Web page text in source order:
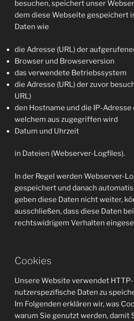
besuchen, speichert unser
dem diese Webseite gespeichert
Daten wie
die Adresse (URL) der
Browser und Browserversion
das verwendete Betriebssystem
die Adresse (URL) der zuvor
URL)
den Hostname und die IP-Adresse
welchem aus zugegriffen wird
Datum und Uhrzeit
in Dateien (Webserver-Logfiles).
In der Regel werden Webserver-
gespeichert und danach
geben diese Daten nicht weiter,
ausschließen, dass diese Daten
rechtswidrigem Verhalten
Cookies
Unsere Website verwendet
nutzerspezifische Daten zu
Im Folgenden erklären wir, was
warum Sie genutzt werden, damit